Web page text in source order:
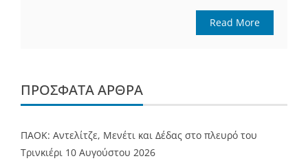
Read More
ΠΡΌΣΦΑΤΑ ΆΡΘΡΑ
ΠΑΟΚ: Αντελίτζε, Μενέτι και Δέδας στο πλευρό του
Τρινκιέρι 10 Αυγούστου 2026